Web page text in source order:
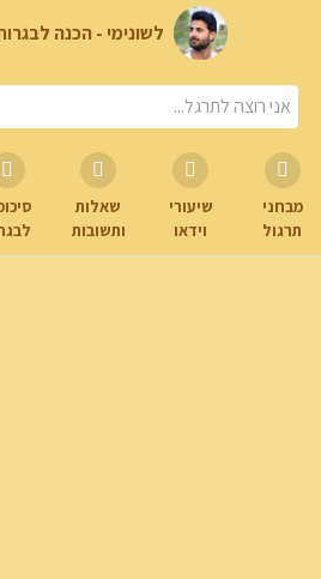
לשונימי - הכנה
מבחני
תרגול
שיעורי
וידאו
שאלות
ותשובות